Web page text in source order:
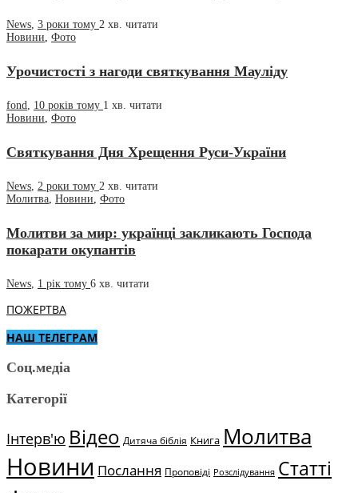
News, 3 роки тому 2 хв. читати
Новини, Фото
Урочистості з нагоди святкування Мауліду
fond 10 років тому 1 хв. читати
Новини Фото
Святкування Дня Хрещення Руси-України
News 2 роки тому 2 хв. читати
Молитва Новини Фото
Молитви за мир: українці закликають Господа
покарати окупантів
News 1 рік тому 6 хв. читати
ПОЖЕРТВА
НАШ ТЕЛЕГРАМ
Соц.медіа
Категорії
Інтерв'ю Відео Дитяча біблія Книга Молитва
Новини Послання Проповіді Розслідування Статті